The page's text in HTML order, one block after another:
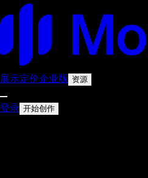
展示定价企业版 资源
登录 开始创作